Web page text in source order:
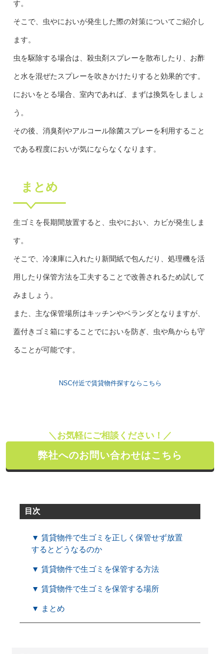
す。
そこで、虫やにおいが発生した際の対策についてご紹介し
ます。
虫を駆除する場合は、殺虫剤スプレーを散布したり、お酢
と水を混ぜたスプレーを吹きかけたりすると効果的です。
においをとる場合、室内であれば、まずは換気をしましょ
う。
その後、消臭剤やアルコール除菌スプレーを利用すること
である程度においが気にならなくなります。
まとめ
生ゴミを長期間放置すると、虫やにおい、カビが発生しま
す。
そこで、冷凍庫に入れたり新聞紙で包んだり、処理機を活
用したり保管方法を工夫することで改善されるため試して
みましょう。
また、主な保管場所はキッチンやベランダとなりますが、
蓋付きゴミ箱にすることでにおいを防ぎ、虫や鳥からも守
ることが可能です。
NSC付近で賃貸物件探すならこちら
＼お気軽にご相談ください！／
弊社へのお問い合わせはこちら
目次
▼ 賃貸物件で生ゴミを正しく保管せず放置
するとどうなるのか
▼ 賃貸物件で生ゴミを保管する方法
▼ 賃貸物件で生ゴミを保管する場所
▼ まとめ